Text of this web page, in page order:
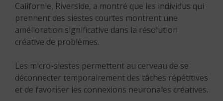
Californie, Riverside, a montré que les individus qui
prennent des siestes courtes montrent une
amélioration significative dans la résolution
créative de problèmes.
Les micro-siestes permettent au cerveau de se
déconnecter temporairement des tâches répétitives
et de favoriser les connexions neuronales créatives.